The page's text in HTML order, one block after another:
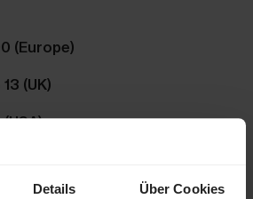
Details Über Cookies
(Europe)
(UK)
(USA)